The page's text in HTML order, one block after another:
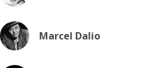
Marcel Dalio